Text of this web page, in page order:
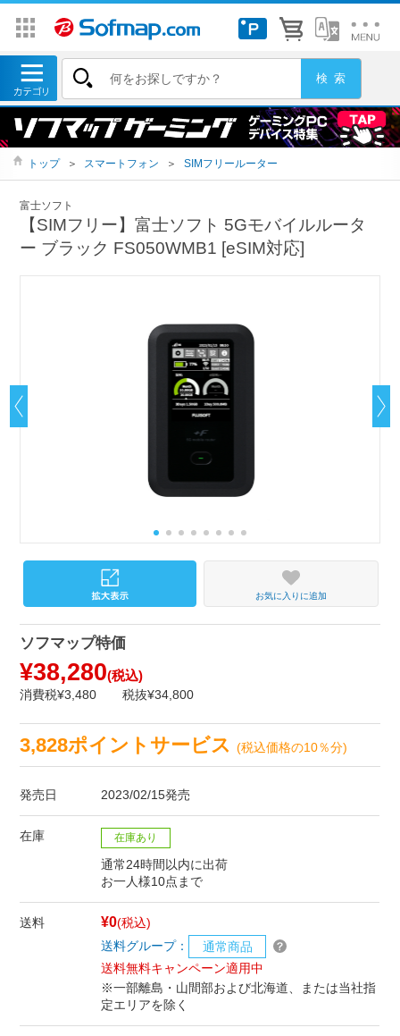
トップ ＞ スマートフォン ＞ SIMフリールーター
富士ソフト
【SIMフリー】富士ソフト 5Gモバイルルータ
ー ブラック FS050WMB1 [eSIM対応]
お気に入りに追加
ソフマップ特価
¥38,280(税込)
消費税¥3,480 税抜¥34,800
3,828ポイントサービス(税込価格の10％分)
発売日 2023/02/15発売
在庫 在庫あり
通常24時間以内に出荷
お一人様10点まで
送料 ¥0(税込)
送料グループ：
通常商品
送料無料キャンペーン適用中
※一部離島・山間部および北海道、または当社指
定エリアを除く